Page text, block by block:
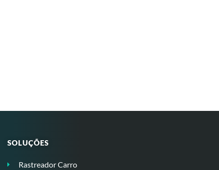
SOLUÇÕES
Rastreador Carro